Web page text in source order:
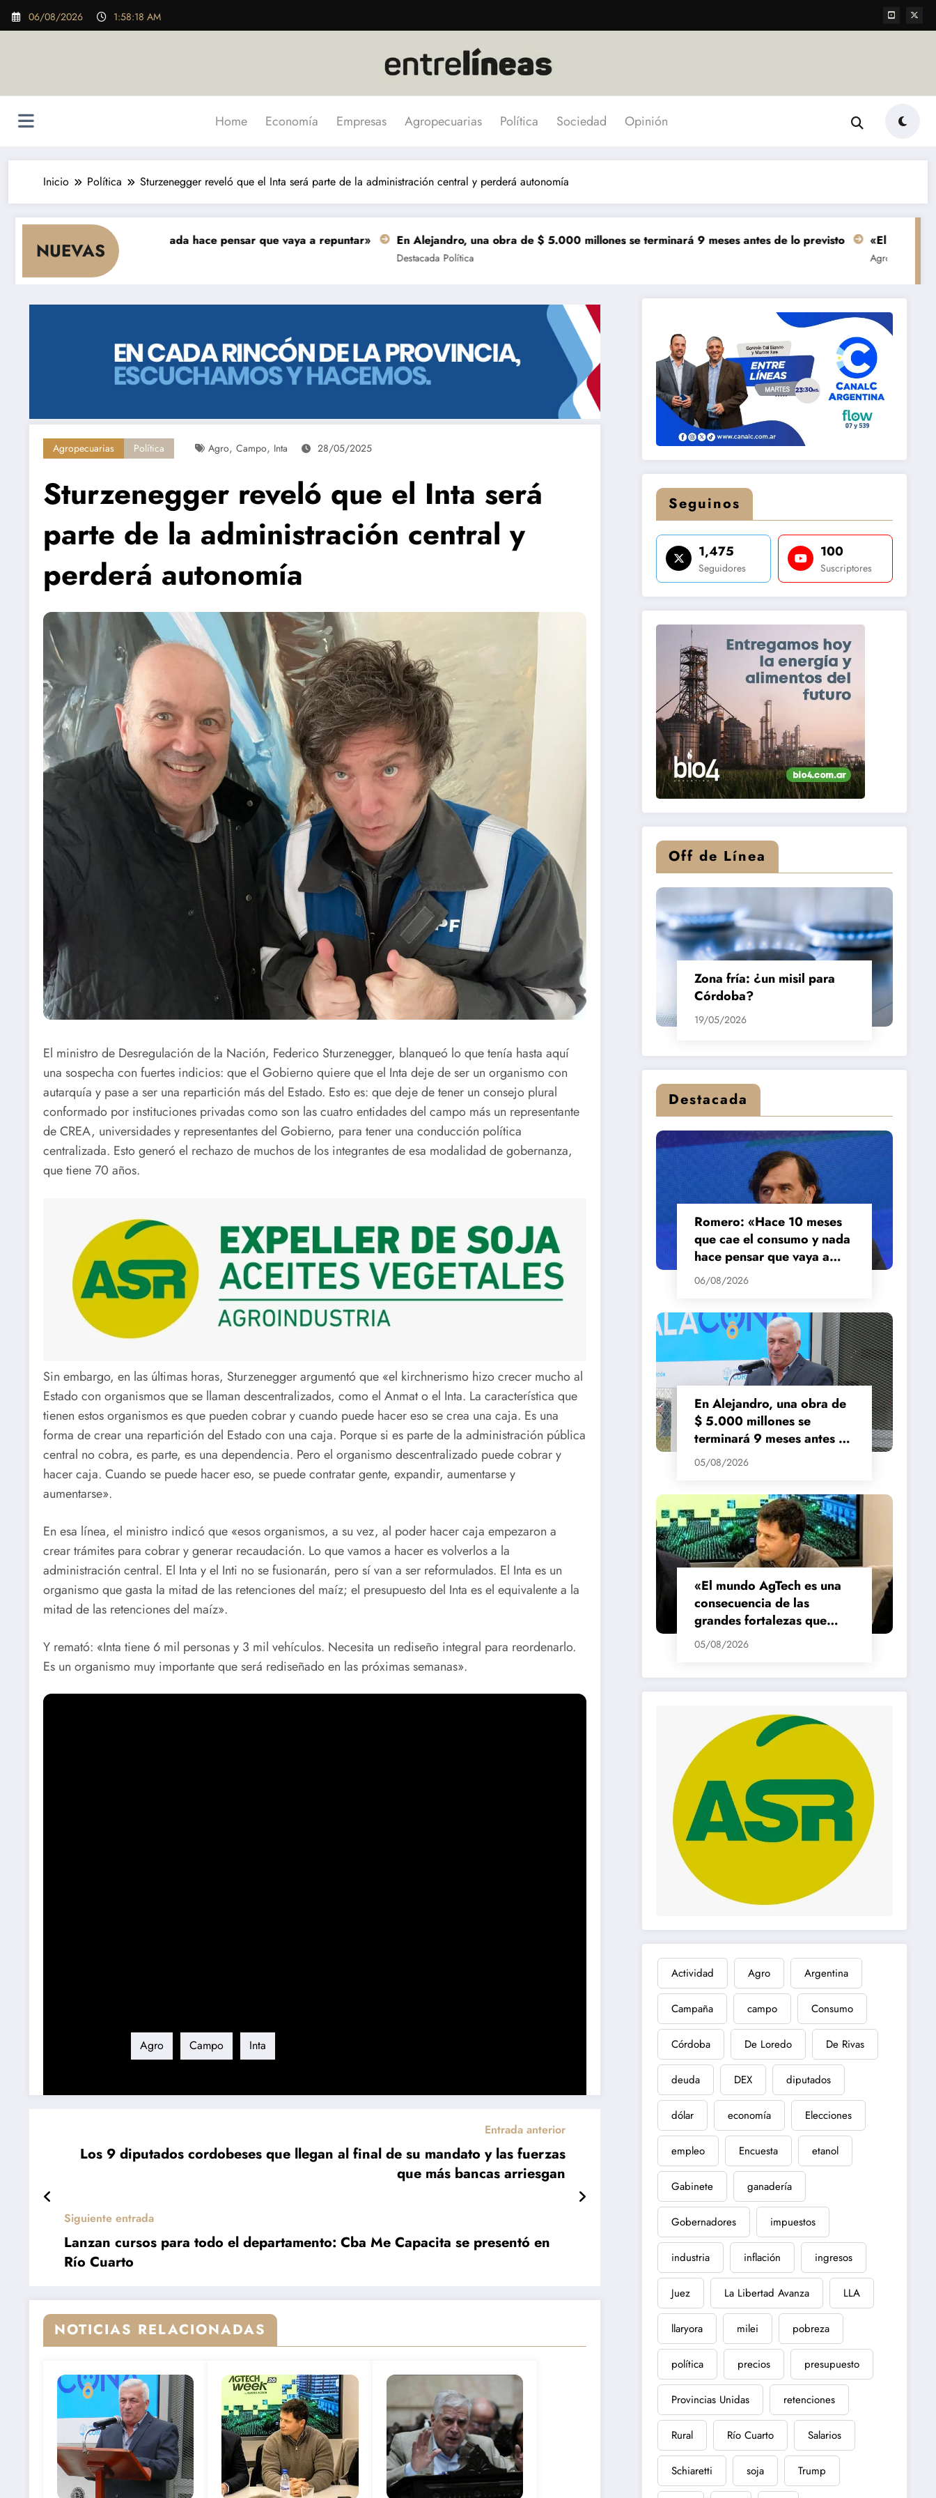
Saltar
06/08/2026 1:58:20 AM
Home Economía Empresas Agropecuarias Política Sociedad Opinión
Inicio Política Sturzenegger reveló que el Inta será parte de la administración central y perderá autonomía
NUEVAS
el consumo y nada hace pensar que vaya a repuntar» En Alejandro, una obra de $ 5.000 millones se terminará 9 meses antes de lo previsto
Política
«El mundo AgTech es
Destacada
Agropecuarias Política Agro, Campo, Inta 28/05/2025
Sturzenegger reveló que el Inta será
parte de la administración central y
perderá autonomía
El ministro de Desregulación de la Nación, Federico Sturzenegger, blanqueó lo que tenía hasta aquí
una sospecha con fuertes indicios: que el Gobierno quiere que el Inta deje de ser un organismo con
autarquía y pase a ser una repartición más del Estado. Esto es: que deje de tener un consejo plural
conformado por instituciones privadas como son las cuatro entidades del campo más un representante
de CREA, universidades y representantes del Gobierno, para tener una conducción política
centralizada. Esto generó el rechazo de muchos de los integrantes de esa modalidad de gobernanza,
que tiene 70 años.
Sin embargo, en las últimas horas, Sturzenegger argumentó que «el kirchnerismo hizo crecer mucho al
Estado con organismos que se llaman descentralizados, como el Anmat o el Inta. La característica que
tienen estos organismos es que pueden cobrar y cuando puede hacer eso se crea una caja. Es una
forma de crear una repartición del Estado con una caja. Porque si es parte de la administración pública
central no cobra, es parte, es una dependencia. Pero el organismo descentralizado puede cobrar y
hacer caja. Cuando se puede hacer eso, se puede contratar gente, expandir, aumentarse y
aumentarse».
En esa línea, el ministro indicó que «esos organismos, a su vez, al poder hacer caja empezaron a
crear trámites para cobrar y generar recaudación. Lo que vamos a hacer es volverlos a la
administración central. El Inta y el Inti no se fusionarán, pero sí van a ser reformulados. El Inta es un
organismo que gasta la mitad de las retenciones del maíz; el presupuesto del Inta es el equivalente a la
mitad de las retenciones del maíz».
Y remató: «Inta tiene 6 mil personas y 3 mil vehículos. Necesita un rediseño integral para reordenarlo.
Es un organismo muy importante que será rediseñado en las próximas semanas».
Agro Campo Inta
Entrada anterior
Los 9 diputados cordobeses que llegan al final de su mandato y las fuerzas
que más bancas arriesgan
Siguiente entrada
Lanzan cursos para todo el departamento: Cba Me Capacita se presentó en
Río Cuarto
NOTICIAS RELACIONADAS
Seguinos
1,475
Seguidores
100
Suscriptores
Off de Línea
Zona fría: ¿un misil para
Córdoba?
19/05/2026
Destacada
Romero: «Hace 10 meses
que cae el consumo y nada
hace pensar que vaya a
repuntar»
06/08/2026
En Alejandro, una obra de
$ 5.000 millones se
terminará 9 meses antes de
lo previsto
05/08/2026
«El mundo AgTech es una
consecuencia de las
grandes fortalezas que
tenemos en la región»
05/08/2026
Actividad Agro Argentina
Campaña campo Consumo
Córdoba De Loredo De Rivas
deuda DEX diputados
dólar economía Elecciones
empleo Encuesta etanol
Gabinete ganadería
Gobernadores impuestos
industria inflación ingresos
Juez La Libertad Avanza LLA
llaryora milei pobreza
política precios presupuesto
Provincias Unidas retenciones
Rural Río Cuarto Salarios
Schiaretti soja Trump